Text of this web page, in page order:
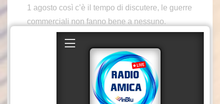
1 agosto così c’è il tempo di discutere, le guerre
commerciali non fanno bene a nessuno.
trovi un accordo”. Così Antonio Tajani,
vicepremier e ministro degli Affari Esteri, in
occasione della presentazione del nuovo
Comitato Scientifico di Enel Foundation.